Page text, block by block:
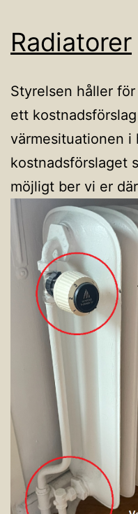
Radiatorer
Styrelsen håller
ett
värmesituationen i
kostnadsförslaget
möjligt ber vi er